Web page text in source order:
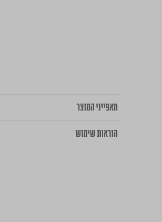
מאפייני המוצר
הוראות שימוש